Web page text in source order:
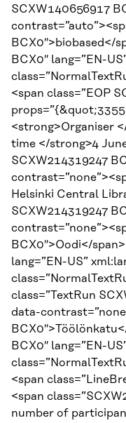
SCXW140656917
BCX0″>biobased</
BCX0″ lang=”EN-
<span class=”EOP
<strong>Organiser
time </strong>4
SCXW214319247
Helsinki Central
SCXW214319247
BCX0″>Oodi</
lang=”EN-US”
class=”TextRun
data-
BCX0″ lang=”EN-
<span
<span
number of